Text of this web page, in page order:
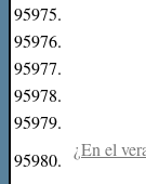
95975.
95976.
95977.
95978.
95979.
95980.
¿En el